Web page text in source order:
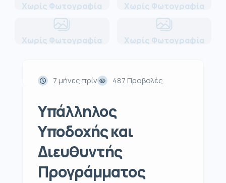
Χωρίς Φωτογραφία Χωρίς Φωτογραφία
Χωρίς Φωτογραφία Χωρίς Φωτογραφία
7 μήνες πρίν 487 Προβολές
Υπάλληλος
Υποδοχής και
Διευθυντής
Προγράμματος